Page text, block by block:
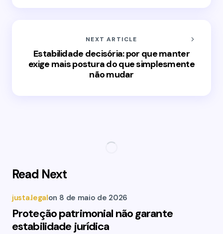
NEXT ARTICLE
Estabilidade decisória: por que manter
exige mais postura do que simplesmente
não mudar
Read Next
justa.legalon 8 de maio de 2026
Proteção patrimonial não garante
estabilidade jurídica